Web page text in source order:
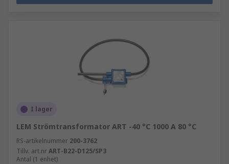
I lager
LEM Strömtransformator ART -40 °C 1000 A 80 °C
RS-artikelnummer 200-3762
Tillv. art.nrART-B22-D125/SP3
Antal (1 enhet)